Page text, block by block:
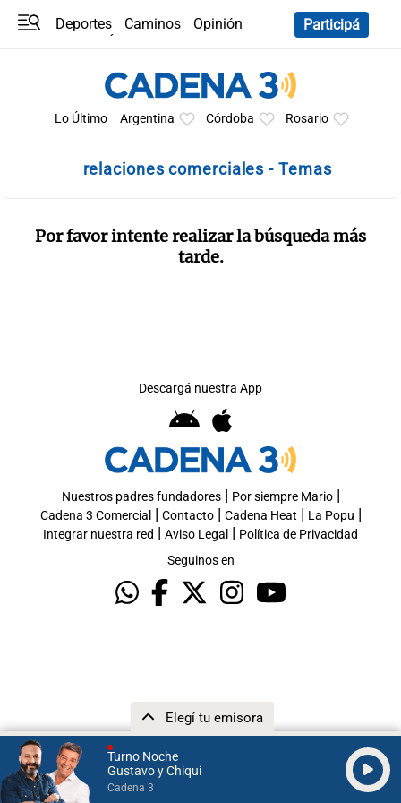
Turno Noche
Gustavo y Chiqui
Cadena 3
Elegí tu emisora
Deportes Caminos
Opinión
Participá
Lo Último Argentina Córdoba Rosario
relaciones comerciales - Temas
Por favor intente realizar la búsqueda más
tarde.
Descargá nuestra App
Nuestros padres fundadores| Por siempre Mario|
Cadena 3 Comercial | Contacto| Cadena Heat | La Popu |
Integrar nuestra red | Aviso Legal | Política de Privacidad
Seguinos en